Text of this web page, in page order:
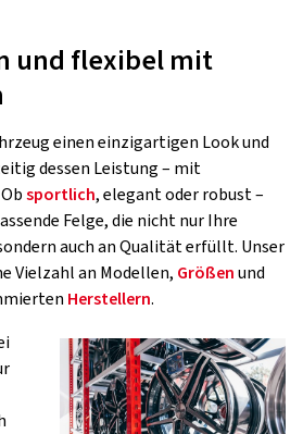
und flexibel mit
einen einzigartigen Look und
dessen Leistung – mit
sportlich, elegant oder robust –
Felge, die nicht nur Ihre
auch an Qualität erfüllt. Unser
Vielzahl an Modellen, Größenund
Herstellern.